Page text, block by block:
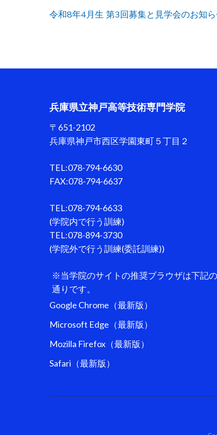
投
ゲ
ョ
ン
令和8年4月生 第3回募集と見学会のお知
兵庫県立神戸高等技術専門学院
〒651-2102
兵庫県神戸市西区学園東町５丁目２
TEL:078-794-6630
FAX:078-794-6637
TEL:078-794-6633
(学院内で行う訓練)
TEL:078-894-3730
(学院外で行う訓練(委託訓練))
※当学院のサイトの推奨ブラウザは下記の
通りです。
Google Chrome（最新版）
Microsoft Edge（最新版）
Mozilla Firefox（最新版）
Safari（最新版）